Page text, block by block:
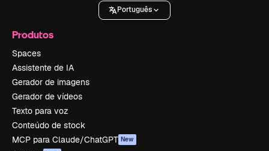
Português
Produtos
Spaces
Assistente de IA
Gerador de imagens
Gerador de vídeos
Texto para voz
Conteúdo de stock
MCP para Claude/ChatGPT New